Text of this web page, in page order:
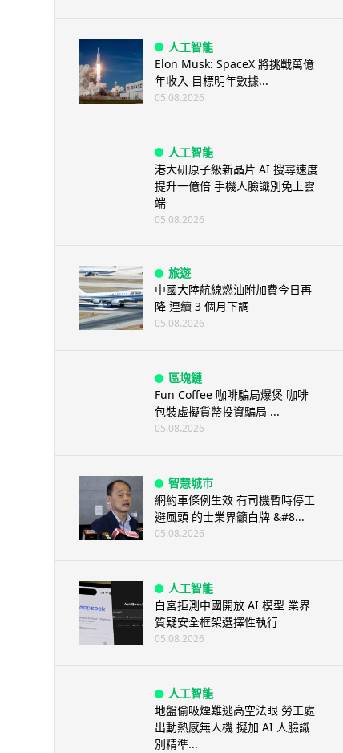
人工智能
Elon Musk: SpaceX 將挑戰萬億
年收入 目標明年數據...
05.08.2026
人工智能
港大研原子級新晶片 AI 搜尋速度
提升一億倍 手機人臉識別免上雲
端
05.08.2026
旅遊
中國大陸航線燃油附加費今日再
降 連續 3 個月下調
05.08.2026
區塊鏈
Fun Coffee 咖啡騙局爆煲 咖啡
包裝虛擬貨幣投資騙局 ...
05.08.2026
智慧城市
網約車條例生效 有司機暫時停工
避風頭 的士業界籲白牌 &#8...
05.08.2026
人工智能
白宮拒測中國開放 AI 模型 業界
質疑安全框架選擇性執行
05.08.2026
人工智能
地盤偷吸煙難逃高空法眼 勞工處
出動熱感無人機 擬加 AI 人臉識
別精準...